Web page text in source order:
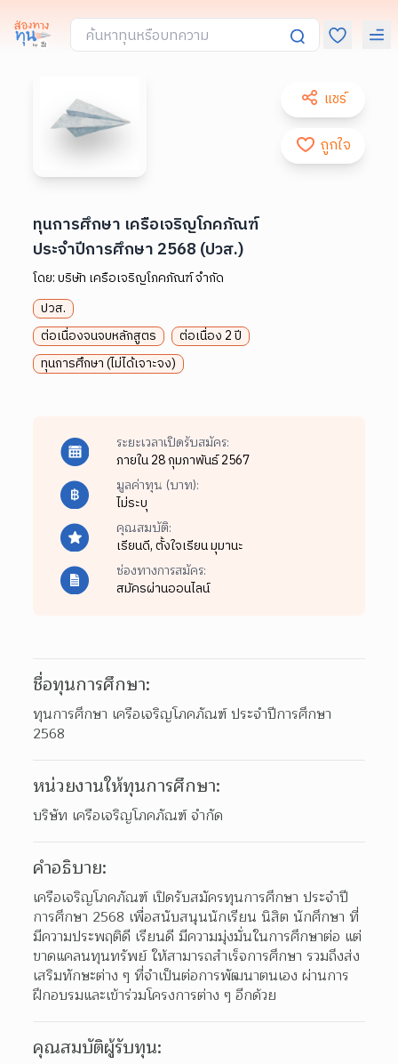
แชร์
ถูกใจ
ทุนการศึกษา เครือเจริญโภคภัณฑ์
ประจำปีการศึกษา 2568 (ปวส.)
โดย:บริษัท เครือเจริญโภคภัณฑ์ จำกัด
ปวส.
ต่อเนื่องจนจบหลักสูตร
ต่อเนื่อง 2 ปี
ทุนการศึกษา (ไม่ได้เจาะจง)
ระยะเวลาเปิดรับสมัคร:
ภายใน 28 กุมภาพันธ์ 2567
มูลค่าทุน (บาท):
ไม่ระบุ
คุณสมบัติ:
เรียนดี,ตั้งใจเรียน มุมานะ
ช่องทางการสมัคร:
สมัครผ่านออนไลน์
ชื่อทุนการศึกษา:
ทุนการศึกษา เครือเจริญโภคภัณฑ์ ประจำปีการศึกษา
2568
หน่วยงานให้ทุนการศึกษา:
บริษัท เครือเจริญโภคภัณฑ์ จำกัด
คำอธิบาย:
เครือเจริญโภคภัณฑ์ เปิดรับสมัครทุนการศึกษา ประจำปี
การศึกษา 2568 เพื่อสนับสนุนนักเรียน นิสิต นักศึกษา ที่
มีความประพฤติดี เรียนดี มีความมุ่งมั่นในการศึกษาต่อ แต่
ขาดแคลนทุนทรัพย์ ให้สามารถสำเร็จการศึกษา รวมถึงส่ง
เสริมทักษะต่าง ๆ ที่จำเป็นต่อการพัฒนาตนเอง ผ่านการ
ฝึกอบรมและเข้าร่วมโครงการต่าง ๆ อีกด้วย
คุณสมบัติผู้รับทุน: